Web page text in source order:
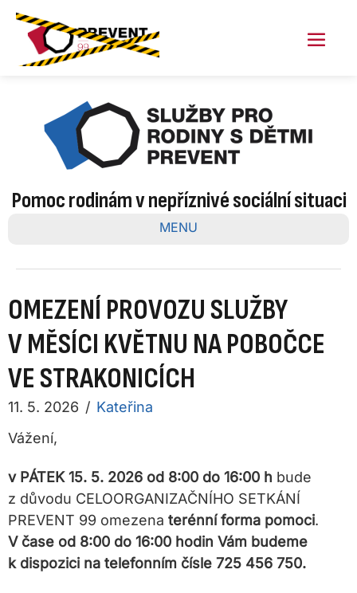
Skip
content
Pomoc rodinám v nepříznivé sociální situaci
MENU
OMEZENÍ PROVOZU SLUŽBY
V MĚSÍCI KVĚTNU NA POBOČCE
VE STRAKONICÍCH
11. 5. 2026 / Kateřina
Vážení,
v PÁTEK 15. 5. 2026 od 8:00 do 16:00 h bude
z důvodu CELOORGANIZAČNÍHO SETKÁNÍ
PREVENT 99 omezena terénní forma pomoci.
V čase od 8:00 do 16:00 hodin Vám budeme
k dispozici na telefonním čísle 725 456 750.